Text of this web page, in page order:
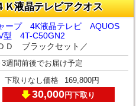
Ｋ液晶テレビアクオス
ープ 4K液晶テレビ AQUOS
型 4T-C50GN2
Ｄ ブラックセット／
3週間前後でお届け予定
下取りなし価格 169,800円
30,000円下取り